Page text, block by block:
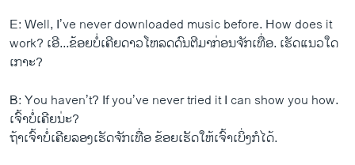
E: Well, I’ve never downloaded music before. How does it
work? ​ເອີ...ຂ້ອຍ​ບໍ່​ເຄີຍ​ດາວ​ໂຫລ​ດດົນຕີ​ມາ​ກ່ອນ​ຈັກ​ເທື່ອ. ​ເຮັດ​ແນວ​ໃດ​
ເກາະ?
B: You haven’t? If you’ve never tried it I can show you how. ​
ເຈົ້າ​ບໍ່​ເຄີຍ​ນ່ະ?
ຖ້າ​ເຈົ້າ​ບໍ່​ເຄີຍລອງ​ເຮັດ​ຈັກ​ເທື່ອ ຂ້ອຍເຮັດ​ໃຫ້​ເຈົ້າເບິ່ງກໍ​ໄດ້.